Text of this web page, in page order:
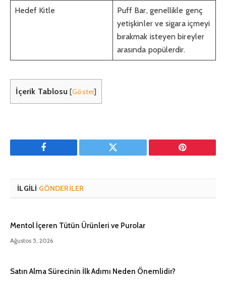
Hedef Kitle
Puff Bar, genellikle genç
yetişkinler ve sigara içmeyi
bırakmak isteyen bireyler
arasında popülerdir.
İçerik Tablosu [Göster]
Facebook Twitter Pinterest'in
İLGILI GÖNDERILER
Mentol İçeren Tütün Ürünleri ve Purolar
Ağustos 5, 2026
Satın Alma Sürecinin İlk Adımı Neden Önemlidir?